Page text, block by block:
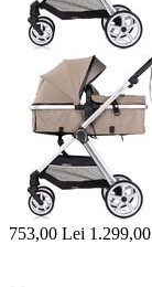
753,00 Lei 1.299,00